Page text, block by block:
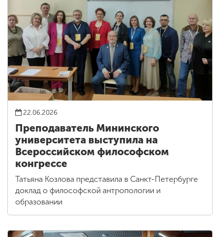
22.06.2026
Преподаватель Мининского
университета выступила на
Всероссийском философском
конгрессе
Татьяна Козлова представила в Санкт-Петербурге
доклад о философской антропологии и
образовании